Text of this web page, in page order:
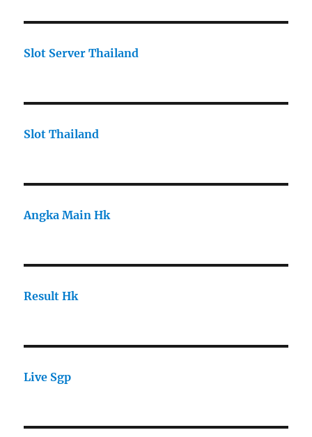
Slot Server Thailand
Slot Thailand
Angka Main Hk
Result Hk
Live Sgp